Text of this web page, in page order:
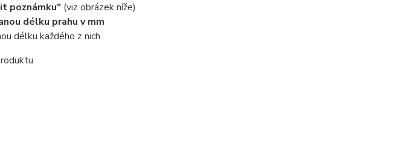
poznámku"(viz obrázek níže)
délku prahu v mm
délku každého z nich